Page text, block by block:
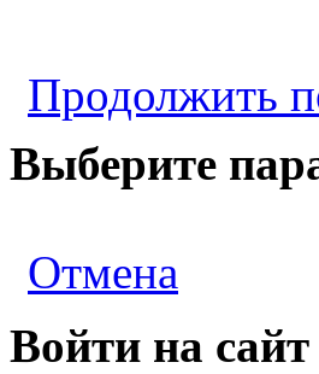
Продолжить
Выберите
Отмена
Войти на сайт